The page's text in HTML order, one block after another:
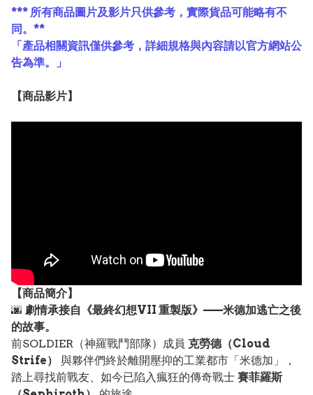
*** 所有商品圖片及影片只供參考，實際貨品可能略有不
同。**
「產品相關資訊僅供參考，詳細規格與內容請以官方網站公
告為準。」
【商品影片】
【商品簡介】
🌆 劇情承接自《最終幻想VII 重製版》——米德加逃亡之後
的故事。
前SOLDIER（神羅戰鬥部隊）成員 克勞德（Cloud
Strife）
與夥伴們終於離開壓抑的工業都市「米德加」，
踏上尋找前戰友、如今已陷入瘋狂的傳奇戰士 賽菲羅斯